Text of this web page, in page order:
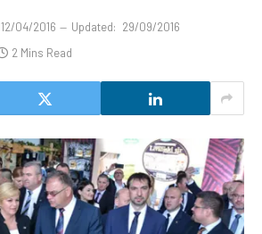
12/04/2016 Updated: 29/09/2016
2 Mins Read